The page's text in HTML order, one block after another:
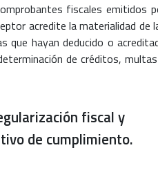
fiscales emitidos
acredite la materialidad de
que hayan deducido o
de créditos,
fiscal y
de cumplimiento.